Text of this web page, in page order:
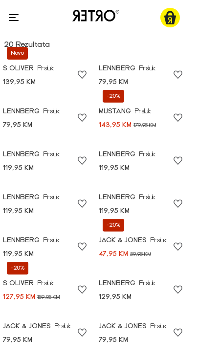
20 Rezultata
Novo
S.OLIVER
Prsluk
139,95 KM
LENNBERG
Prsluk
79,95 KM
LENNBERG
Prsluk
79,95 KM
-20%
MUSTANG
Prsluk
143,95 KM 179,95 KM
LENNBERG
Prsluk
119,95 KM
LENNBERG
Prsluk
119,95 KM
LENNBERG
Prsluk
119,95 KM
LENNBERG
Prsluk
119,95 KM
LENNBERG
Prsluk
119,95 KM
-20%
JACK & JONES
Prsluk
47,95 KM 59,95 KM
-20%
S.OLIVER
Prsluk
127,95 KM 159,95 KM
LENNBERG
Prsluk
129,95 KM
JACK & JONES
Prsluk
79,95 KM
JACK & JONES
Prsluk
79,95 KM